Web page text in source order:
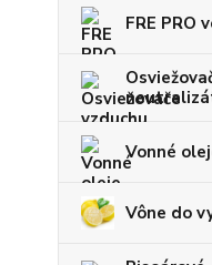
FRE PRO
Vonné
Vône do